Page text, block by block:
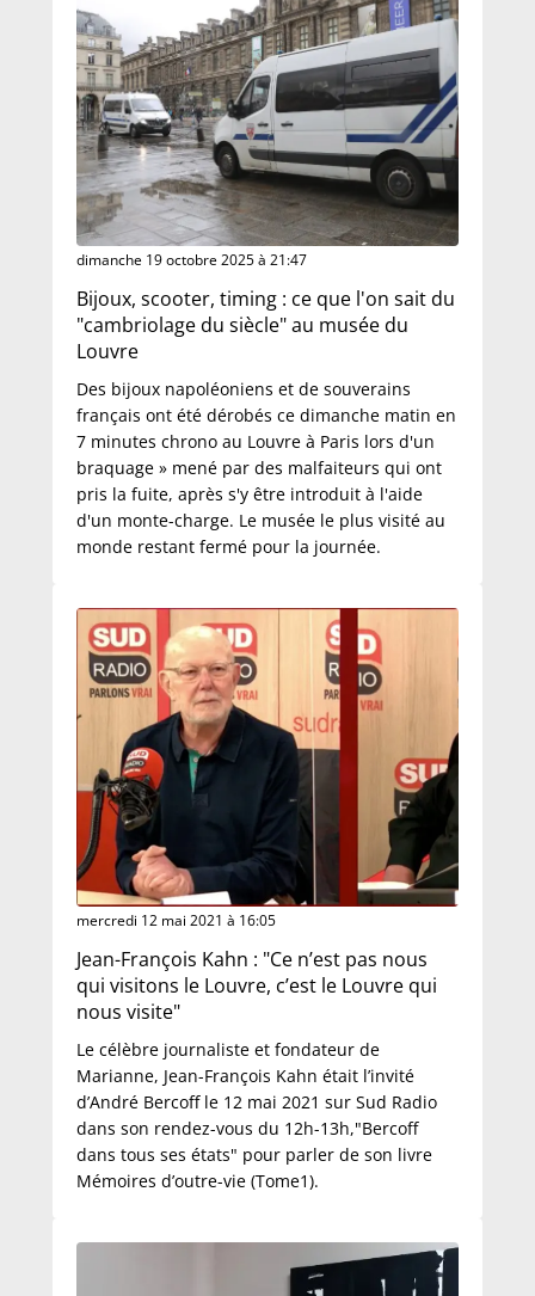
dimanche 19 octobre 2025 à 21:47
Bijoux, scooter, timing : ce que l'on sait du
"cambriolage du siècle" au musée du
Louvre
Des bijoux napoléoniens et de souverains
français ont été dérobés ce dimanche matin en
7 minutes chrono au Louvre à Paris lors d'un
braquage » mené par des malfaiteurs qui ont
pris la fuite, après s'y être introduit à l'aide
d'un monte-charge. Le musée le plus visité au
monde restant fermé pour la journée.
mercredi 12 mai 2021 à 16:05
Jean-François Kahn : "Ce n’est pas nous
qui visitons le Louvre, c’est le Louvre qui
nous visite"
Le célèbre journaliste et fondateur de
Marianne, Jean-François Kahn était l’invité
d’André Bercoff le 12 mai 2021 sur Sud Radio
dans son rendez-vous du 12h-13h,"Bercoff
dans tous ses états" pour parler de son livre
Mémoires d’outre-vie (Tome1).